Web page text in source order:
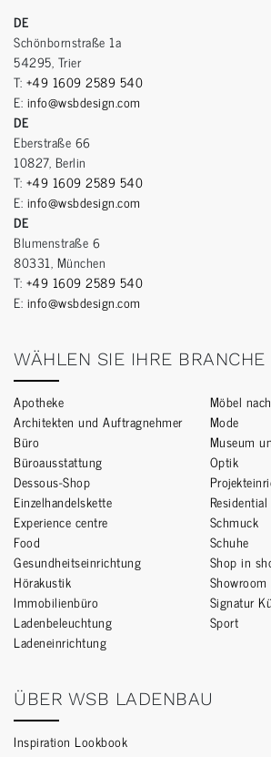
DE
Schönbornstraße 1a
54295, Trier
T: +49 1609 2589 540
E: info@wsbdesign.com
DE
Eberstraße 66
10827, Berlin
T: +49 1609 2589 540
E: info@wsbdesign.com
DE
Blumenstraße 6
80331, München
T: +49 1609 2589 540
E: info@wsbdesign.com
WÄHLEN SIE IHRE BRANCHE
Apotheke
Architekten und Auftragnehmer
Büro
Büroausstattung
Dessous-Shop
Einzelhandelskette
Experience centre
Food
Gesundheitseinrichtung
Hörakustik
Immobilienbüro
Ladenbeleuchtung
Ladeneinrichtung
Möbel
Mode
Museum
Optik
Schmuck
Schuhe
Shop in
Showroom
Signatur
Sport
ÜBER WSB LADENBAU
Inspiration Lookbook